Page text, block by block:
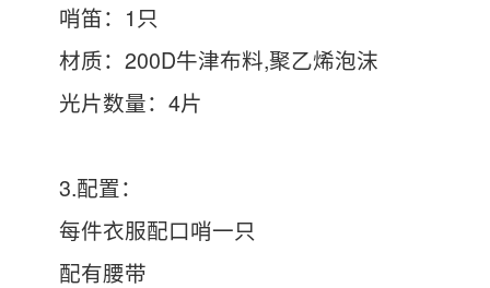
哨笛：1只
材质：200D牛津布料,聚乙烯泡沫
光片数量：4片
3.配置：
每件衣服配口哨一只
配有腰带